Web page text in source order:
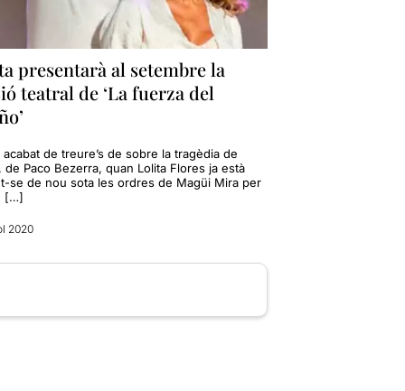
presentarà al setembre la
teatral de ‘La fuerza del
de treure’s de sobre la tragèdia de
de Paco Bezerra, quan Lolita Flores ja està
se de nou sota les ordres de Magüi Mira per
[…]
2020